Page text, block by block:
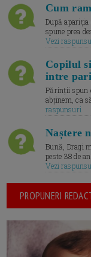
Cum
După
spune prea
Vezi
Copilul
intre
Părinții spun
abținem, ca
raspunsuri
Naștere
Bună, Dragi
peste 38 de
Vezi
PROPUNERI